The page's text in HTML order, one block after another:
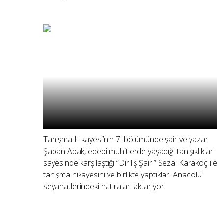
Tanışma Hikayesi’nin 7. bölümünde şair ve yazar
Şaban Abak, edebi muhitlerde yaşadığı tanışıklıklar
sayesinde karşılaştığı “Diriliş Şairi” Sezai Karakoç ile
tanışma hikayesini ve birlikte yaptıkları Anadolu
seyahatlerindeki hatıraları aktarıyor.